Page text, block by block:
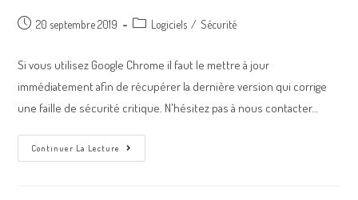
20 septembre 2019 Logiciels / Sécurité
Si vous utilisez Google Chrome il faut le mettre à jour
immédiatement afin de récupérer la dernière version qui corrige
une faille de sécurité critique. N'hésitez pas à nous contacter…
Continuer La Lecture